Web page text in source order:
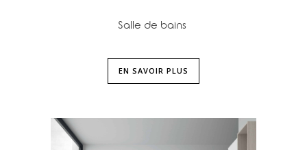
Salle de bains
EN SAVOIR PLUS